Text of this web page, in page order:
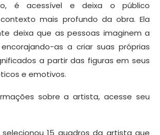
é acessível e deixa o público
mais profundo da obra. Ela
deixa que as pessoas imaginem a
as a criar suas próprias
a partir das figuras em seus
e emotivos.
sobre a artista, acesse seu
15 quadros da artista que